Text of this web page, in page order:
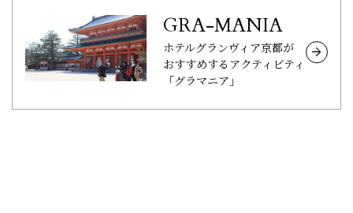
ホテルグランヴィア京都が
おすすめする アクティビティ
「グラマニア」
GRA-MANIA